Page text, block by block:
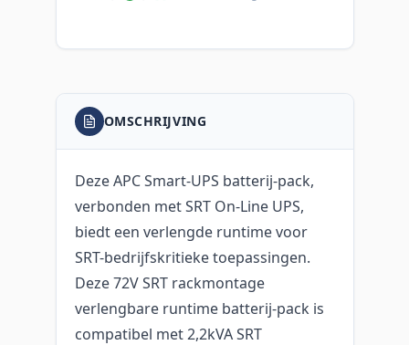
OMSCHRIJVING
Deze APC Smart-UPS batterij-pack,
verbonden met SRT On-Line UPS,
biedt een verlengde runtime voor
SRT-bedrijfskritieke toepassingen.
Deze 72V SRT rackmontage
verlengbare runtime batterij-pack is
compatibel met 2,2kVA SRT